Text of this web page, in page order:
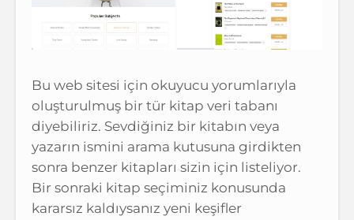
Bu web sitesi için okuyucu yorumlarıyla
oluşturulmuş bir tür kitap veri tabanı
diyebiliriz. Sevdiğiniz bir kitabın veya
yazarın ismini arama kutusuna girdikten
sonra benzer kitapları sizin için listeliyor.
Bir sonraki kitap seçiminiz konusunda
kararsız kaldıysanız yeni keşifler